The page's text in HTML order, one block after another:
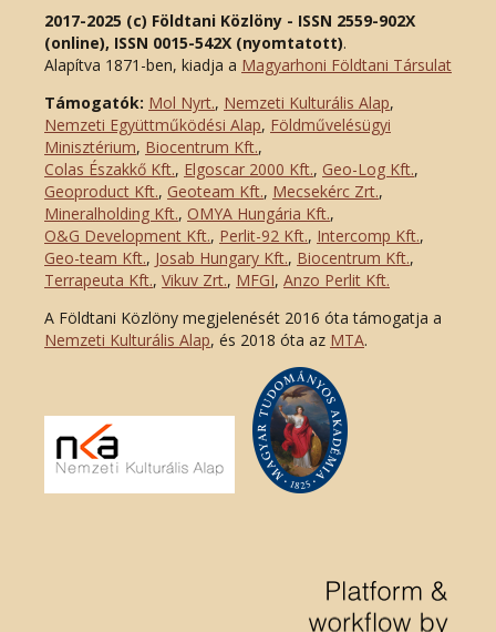
2017-2025 (c) Földtani Közlöny - ISSN 2559-902X
(online), ISSN 0015-542X (nyomtatott).
Alapítva 1871-ben, kiadja a Magyarhoni Földtani Társulat
Támogatók: Mol Nyrt., Nemzeti Kulturális Alap,
Nemzeti Együttműködési Alap, Földművelésügyi
Minisztérium, Biocentrum Kft.,
Colas Északkő Kft., Elgoscar 2000 Kft., Geo-Log Kft.,
Geoproduct Kft., Geoteam Kft., Mecsekérc Zrt.,
Mineralholding Kft., OMYA Hungária Kft.,
O&G Development Kft., Perlit-92 Kft., Intercomp Kft.,
Geo-team Kft., Josab Hungary Kft., Biocentrum Kft.,
Terrapeuta Kft., Vikuv Zrt., MFGI, Anzo Perlit Kft.
A Földtani Közlöny megjelenését 2016 óta támogatja a
Nemzeti Kulturális Alap, és 2018 óta az MTA.